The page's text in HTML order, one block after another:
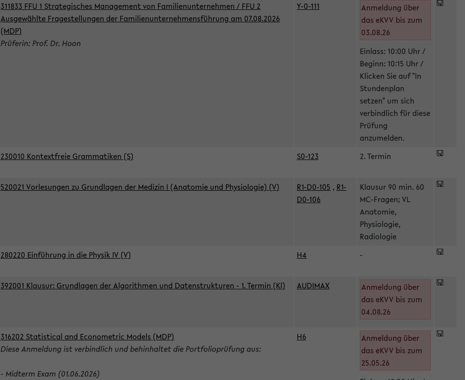
311833 FFU 1 Strategisches Management von Familienunternehmen / FFU 2
Ausgewählte Fragestellungen der Familienunternehmensführung am 07.08.2026
(MDP)
Prüferin: Prof. Dr. Hoon
Y-0-111
Anmeldung über
das eKVV bis zum
03.08.26
Einlass: 10:00 Uhr /
Beginn: 10:15 Uhr /
Klicken Sie auf "In
Stundenplan
setzen" um sich
verbindlich für diese
Prüfung
anzumelden.
230010 Kontextfreie Grammatiken (S) S0-123 2. Termin
520021 Vorlesungen zu Grundlagen der Medizin I (Anatomie und Physiologie) (V) R1-D0-105 , R1-
D0-106
Klausur 90 min. 60
MC-Fragen; VL
Anatomie,
Physiologie,
Radiologie
280220 Einführung in die Physik IV (V) H4 -
392001 Klausur: Grundlagen der Algorithmen und Datenstrukturen - 1. Termin (Kl) AUDIMAX
Anmeldung über
das eKVV bis zum
04.08.26
316202 Statistical and Econometric Models (MDP)
Diese Anmeldung ist verbindlich und behinhaltet die Portfolioprüfung aus:
- Midterm Exam (01.06.2026)
H6
Anmeldung über
das eKVV bis zum
25.05.26